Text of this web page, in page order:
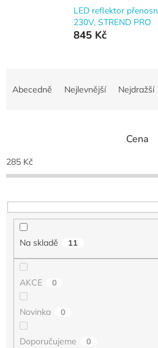
LED reflektor
230V, STREND PRO
845 Kč
p
r
o
u
Abecedně Nejlevnější Nejdražší
Cena
285 Kč
Na skladě 11
AKCE 0
Novinka 0
Doporučujeme 0